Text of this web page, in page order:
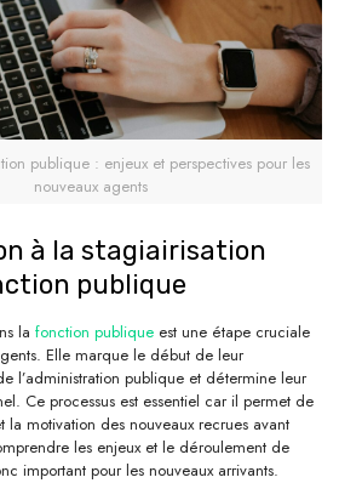
publique : enjeux et perspectives pour les
nouveaux agents
à la stagiairisation
publique
la fonction publiqueest une étape cruciale
Elle marque le début de leur
l’administration publique et détermine leur
Ce processus est essentiel car il permet de
la motivation des nouveaux recrues avant
les enjeux et le déroulement de
important pour les nouveaux arrivants.